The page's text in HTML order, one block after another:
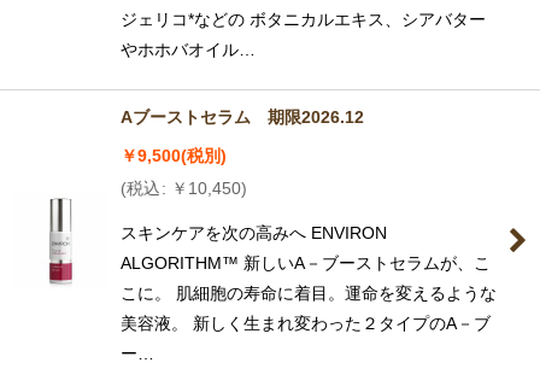
ジェリコ*などの ボタニカルエキス、シアバター
やホホバオイル…
Aブーストセラム 期限2026.12
￥9,500(税別)
(税込: ￥ 10,450)
スキンケアを次の高みへ ENVIRON
ALGORITHM™ 新しいA－ブーストセラムが、こ
こに。 肌細胞の寿命に着目。運命を変えるような
美容液。 新しく生まれ変わった２タイプのA－ブ
ー…